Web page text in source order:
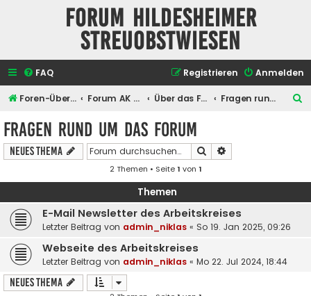
Forum Hildesheimer
Streuobstwiesen
FAQ Anmelden
Registrieren
Foren-Übersicht Forum AK Hildesheimer Streuobstwiesen Über das Forum selber Fragen rund um das Forum
Fragen rund um das Forum
Neues Thema Suche
2 Themen • Seite1 von 1
Themen
E-Mail Newsletter des Arbeitskreises
Letzter Beitrag von admin_niklas « So 19. Jan 2025, 09:26
Webseite des Arbeitskreises
Letzter Beitrag von admin_niklas « Mo 22. Jul 2024, 18:44
Neues Thema